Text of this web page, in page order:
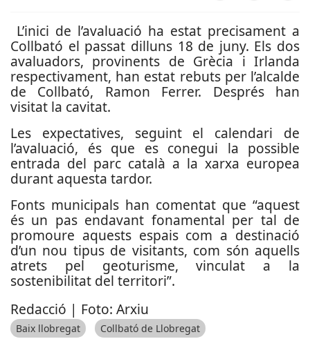
L’inici de l’avaluació ha estat precisament a
Collbató el passat dilluns 18 de juny. Els dos
avaluadors, provinents de Grècia i Irlanda
respectivament, han estat rebuts per l’alcalde
de Collbató, Ramon Ferrer. Després han
visitat la cavitat.
Les expectatives, seguint el calendari de
l’avaluació, és que es conegui la possible
entrada del parc català a la xarxa europea
durant aquesta tardor.
Fonts municipals han comentat que “aquest
és un pas endavant fonamental per tal de
promoure aquests espais com a destinació
d’un nou tipus de visitants, com són aquells
atrets pel geoturisme, vinculat a la
sostenibilitat del territori”.
Redacció | Foto: Arxiu
Baix llobregat Collbató de Llobregat